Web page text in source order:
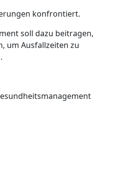
konfrontiert.
soll dazu beitragen,
um Ausfallzeiten zu